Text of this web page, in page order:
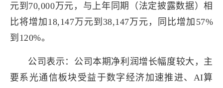
元到70,000万元，与上年同期（法定披露数据）相
比将增加18,147万元到38,147万元，同比增加57%
到120%。
公司表示：公司本期净利润增长幅度较大，主
要系光通信板块受益于数字经济加速推进、AI算